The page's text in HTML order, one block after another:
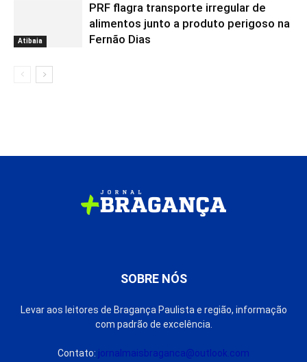
Atibaia
PRF flagra transporte irregular de
alimentos junto a produto perigoso na
Fernão Dias
SOBRE NÓS
Levar aos leitores de Bragança Paulista e região, informação
com padrão de excelência.
Contato: jornalmaisbraganca@outlook.com